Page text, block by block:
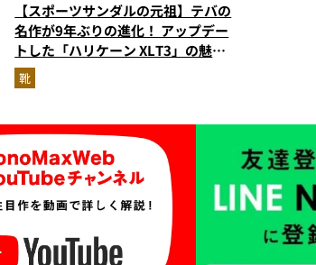
【スポーツサンダルの元祖】テバの
名作が9年ぶりの進化！ アップデー
トした「ハリケーン XLT3」の魅力
を識者があらゆる角度から徹底解
説！
靴